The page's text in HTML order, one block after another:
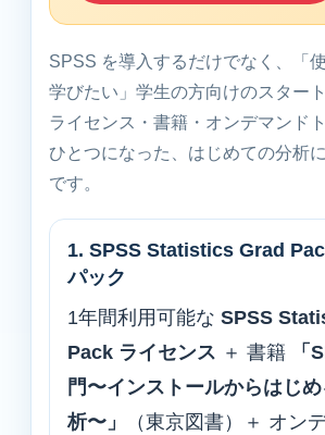
SPSS を導入するだけでなく、「
学びたい」学生の方向けのスター
ライセンス・書籍・オンデマンド
ひとつになった、はじめての分析
です。
1. SPSS Statistics Grad
パック
1年間利用可能な SPSS
Pack ライセンス ＋ 書籍
「
門〜インストールからはじ
析〜」
（東京図書）＋ オン